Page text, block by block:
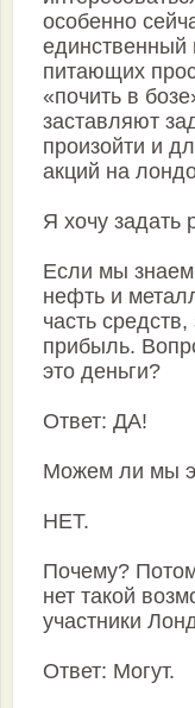
особенно
единственный
питающих
«почить в
заставляют
произойти и
акций на
Я хочу задать
Если мы
нефть и
часть
прибыль.
это деньги?
Ответ: ДА!
Можем ли мы
НЕТ.
Почему?
нет такой
участники
Ответ: Могут.